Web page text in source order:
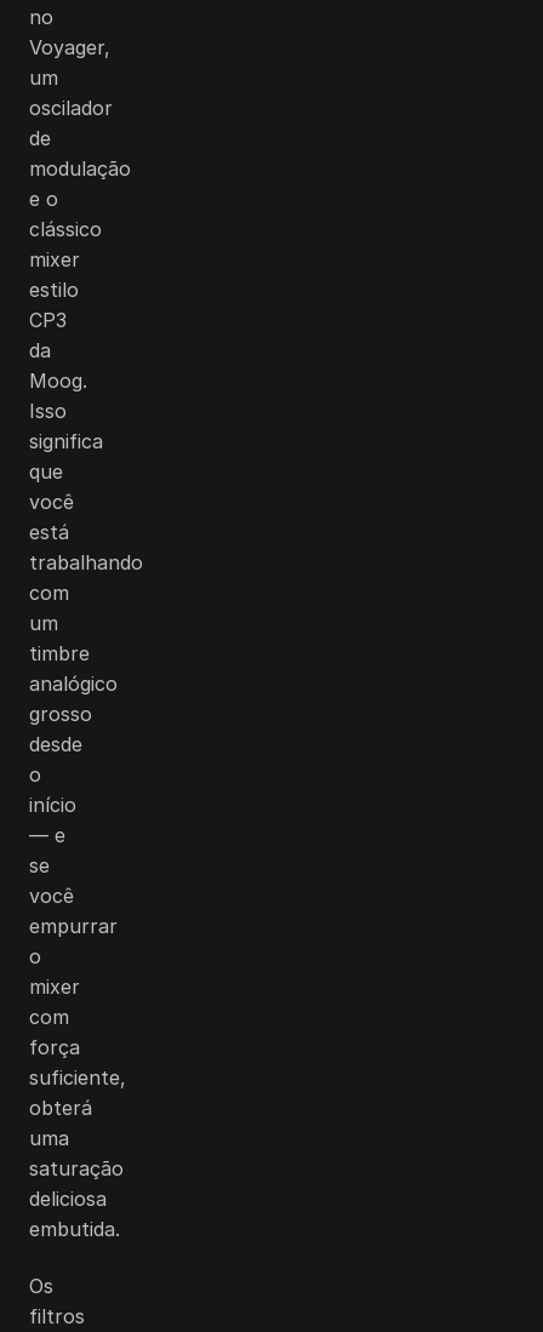
no
Voyager,
um
oscilador
de
modulação
e o
clássico
mixer
estilo
CP3
da
Moog.
Isso
significa
que
você
está
trabalhando
com
um
timbre
analógico
grosso
desde
o
início
— e
se
você
empurrar
o
mixer
com
força
suficiente,
obterá
uma
saturação
deliciosa
embutida.
Os
filtros